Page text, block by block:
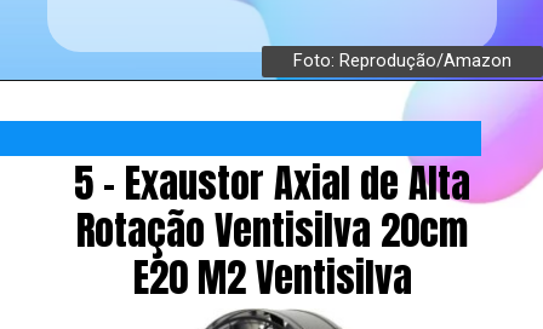
Foto: Reprodução/Amazon
5 - Exaustor Axial de Alta
Rotação Ventisilva 20cm
E20 M2 Ventisilva